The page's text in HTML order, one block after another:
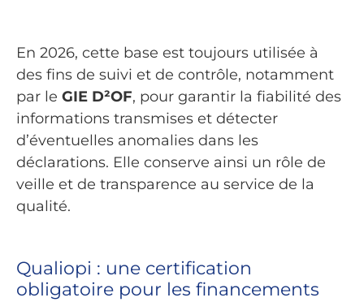
En 2026, cette base est toujours utilisée à
des fins de suivi et de contrôle, notamment
par le GIE D²OF, pour garantir la fiabilité des
informations transmises et détecter
d’éventuelles anomalies dans les
déclarations. Elle conserve ainsi un rôle de
veille et de transparence au service de la
qualité.
Qualiopi : une certification
obligatoire pour les financements